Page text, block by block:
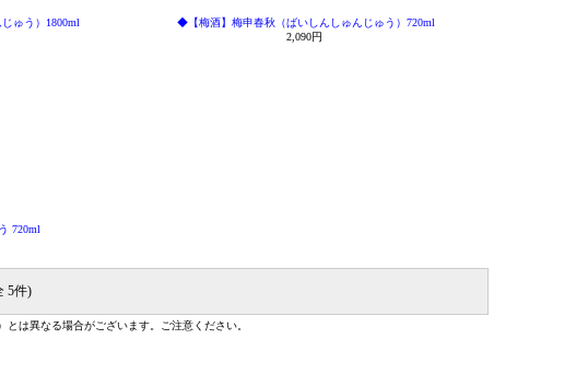
ゅう）1800ml
◆【梅酒】梅申春秋（ばいしんしゅんじゅう）720ml
2,090円
720ml
5件)
は異なる場合がございます。ご注意ください。